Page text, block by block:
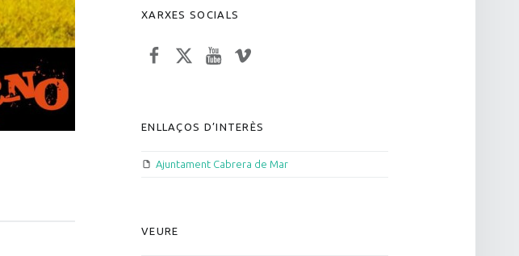
XARXES SOCIALS
Facebook
TwitterYouTube
Vimeo
ENLLAÇOS D’INTERÈS
Ajuntament Cabrera de Mar
VEURE